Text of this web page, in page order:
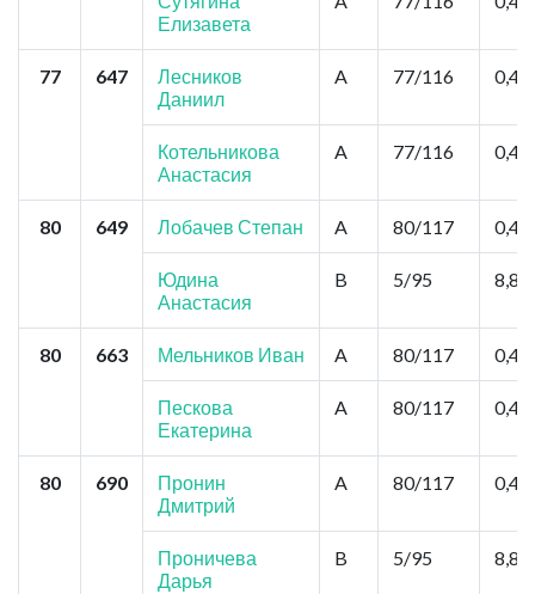
Елизавета
77 647
Лесников
Даниил
A 77/116 0,44
Котельникова
Анастасия
A 77/116 0,44
80 649 Лобачев Степан A 80/117 0,44
Юдина
Анастасия
B 5/95 8,8
80 663 Мельников Иван A 80/117 0,44
Пескова
Екатерина
A 80/117 0,44
80 690
Пронин
Дмитрий
A 80/117 0,44
Проничева
Дарья
B 5/95 8,8